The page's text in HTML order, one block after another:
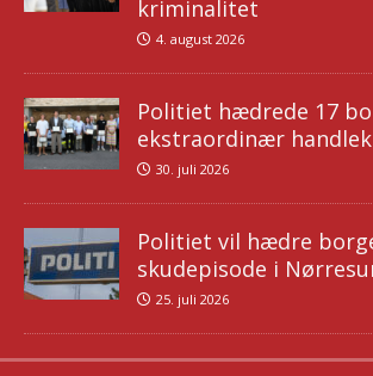
kriminalitet
4. august 2026
Politiet hædrede 17
ekstraordinær
30. juli 2026
Politiet vil hædre
skudepisode i
25. juli 2026